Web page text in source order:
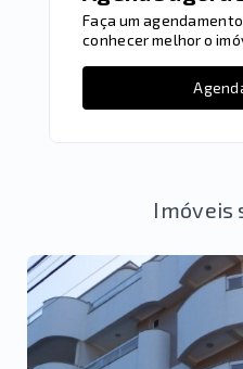
Faça um
conhecer melhor o
Imóveis